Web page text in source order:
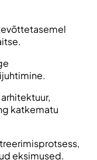
katkematu
eksimused.